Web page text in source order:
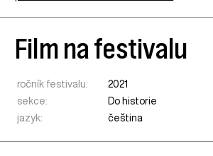
Film na festivalu
ročník festivalu:
2021
sekce:
Do historie
jazyk:
čeština